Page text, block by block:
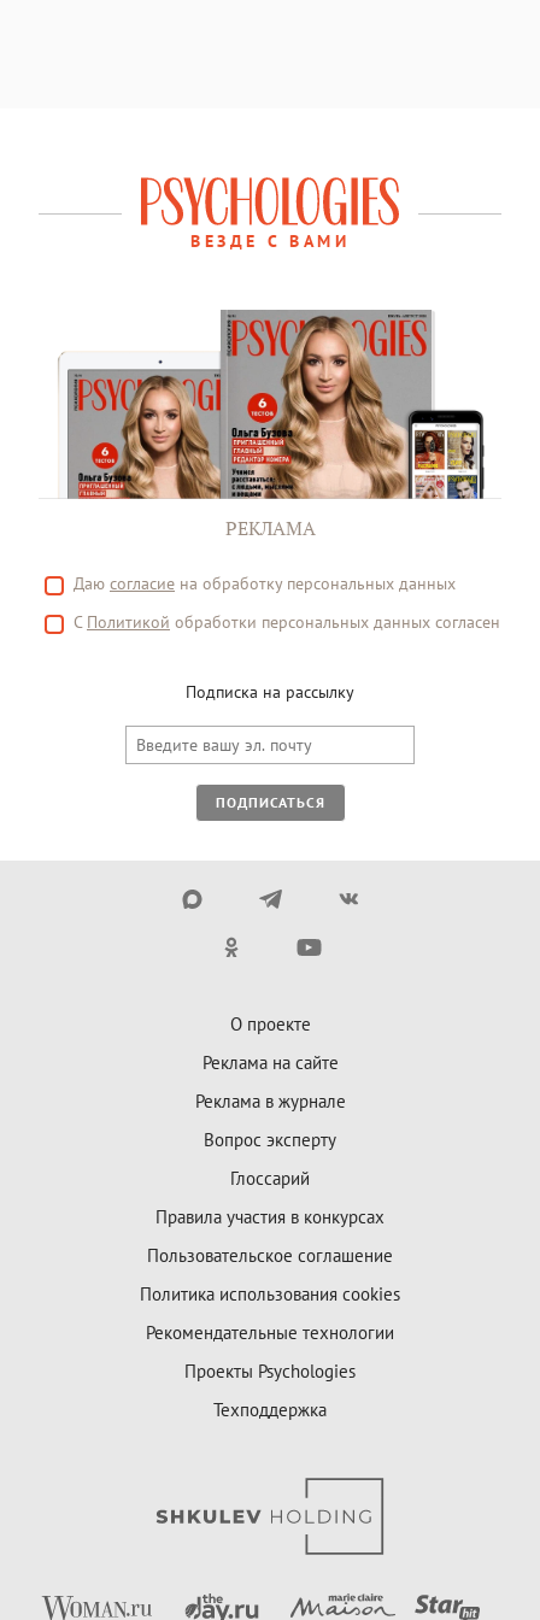
ВЕЗДЕ С ВАМИ
РЕКЛАМА
Даю согласие на обработку персональных данных
С Политикой обработки персональных данных согласен
Подписка на рассылку
ПОДПИСАТЬСЯ
О проекте
Реклама на сайте
Реклама в журнале
Вопрос эксперту
Глоссарий
Правила участия в конкурсах
Пользовательское соглашение
Политика использования cookies
Рекомендательные технологии
Проекты Psychologies
Техподдержка